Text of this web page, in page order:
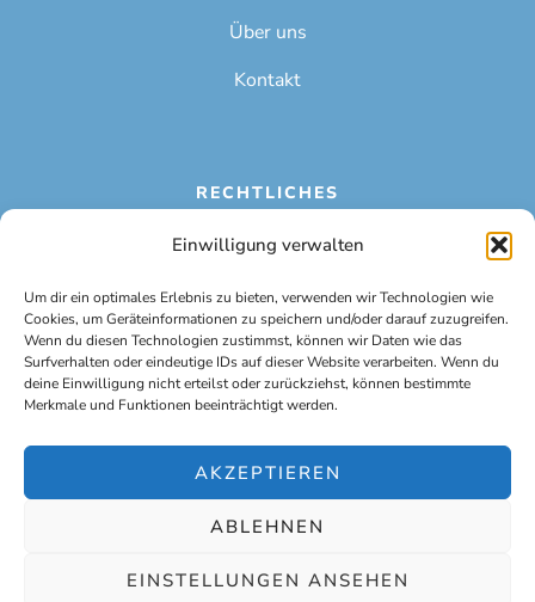
Einwilligung verwalten
Um dir ein optimales Erlebnis zu bieten, verwenden wir Technologien wie
Cookies, um Geräteinformationen zu speichern und/oder darauf zuzugreifen.
Wenn du diesen Technologien zustimmst, können wir Daten wie das
Surfverhalten oder eindeutige IDs auf dieser Website verarbeiten. Wenn du
deine Einwilligung nicht erteilst oder zurückziehst, können bestimmte
Merkmale und Funktionen beeinträchtigt werden.
AKZEPTIEREN
ABLEHNEN
EINSTELLUNGEN ANSEHEN
Über uns
Kontakt
RECHTLICHES
Impressum
Datenschutzerklärung
Cookie-Richtlinie (EU)
Blog